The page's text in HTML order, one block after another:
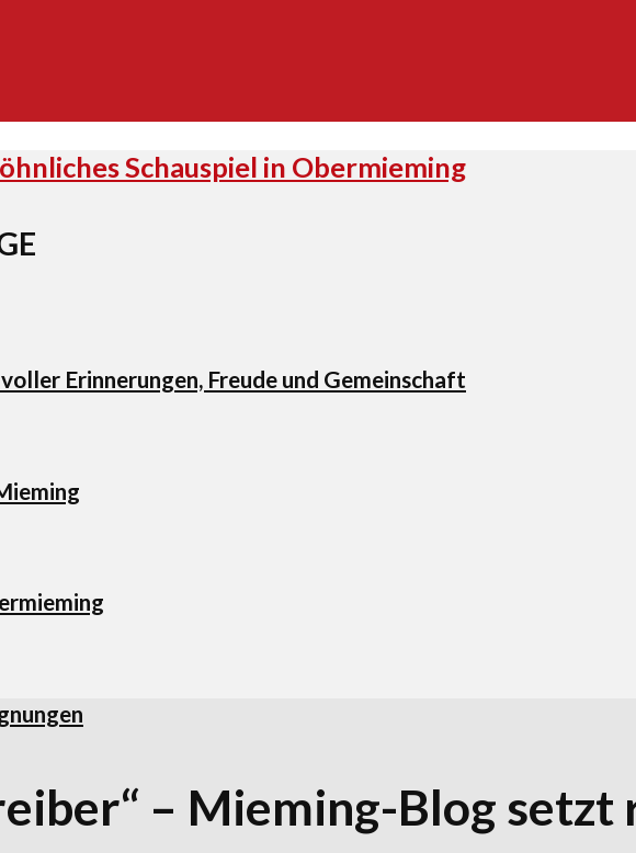
Schauspiel in Obermieming
Erinnerungen, Freude und Gemeinschaft
– Mieming-Blog setzt